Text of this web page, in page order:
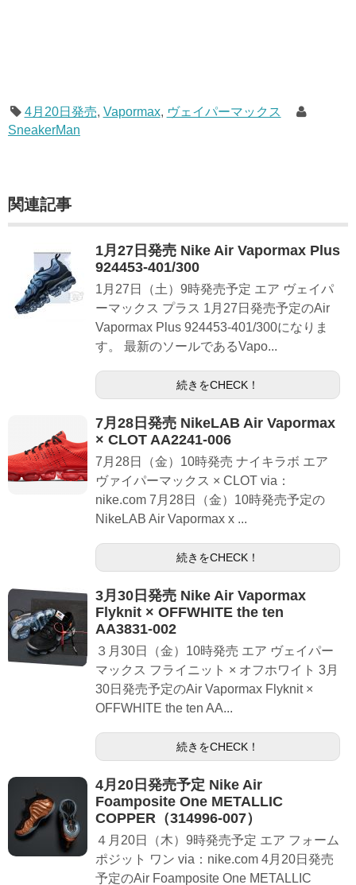
4月20日発売, Vapormax, ヴェイパーマックス
SneakerMan
関連記事
1月27日発売 Nike Air Vapormax Plus
924453-401/300
1月27日（土）9時発売予定 エア ヴェイパ
ーマックス プラス 1月27日発売予定のAir
Vapormax Plus 924453-401/300になりま
す。 最新のソールであるVapo...
続きをCHECK！
7月28日発売 NikeLAB Air Vapormax
× CLOT AA2241-006
7月28日（金）10時発売 ナイキラボ エア
ヴァイパーマックス × CLOT via：
nike.com 7月28日（金）10時発売予定の
NikeLAB Air Vapormax x ...
続きをCHECK！
3月30日発売 Nike Air Vapormax
Flyknit × OFFWHITE the ten
AA3831-002
３月30日（金）10時発売 エア ヴェイパー
マックス フライニット × オフホワイト 3月
30日発売予定のAir Vapormax Flyknit ×
OFFWHITE the ten AA...
続きをCHECK！
4月20日発売予定 Nike Air
Foamposite One METALLIC
COPPER（314996-007）
４月20日（木）9時発売予定 エア フォーム
ポジット ワン via：nike.com 4月20日発売
予定のAir Foamposite One METALLIC